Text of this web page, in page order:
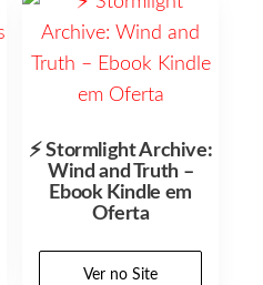
⚡ Stormlight Archive:
Wind and Truth –
Ebook Kindle em
Oferta
Ver no Site